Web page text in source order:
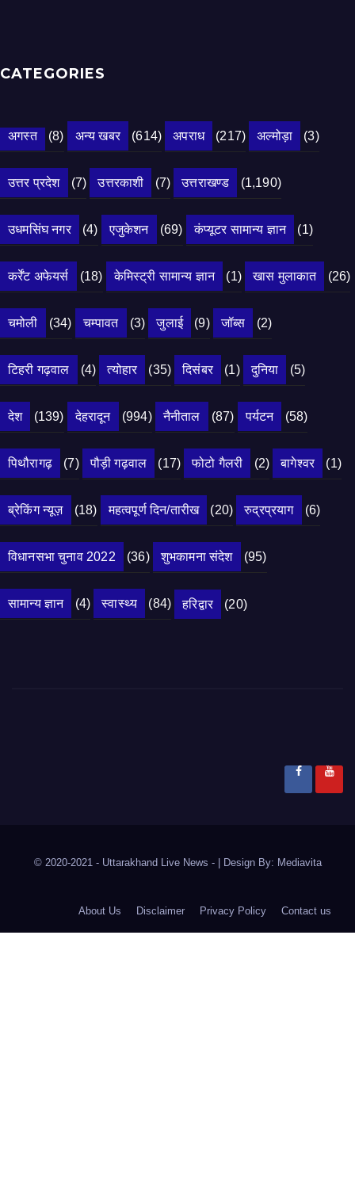
CATEGORIES
अगस्त (8) अन्य खबर (614) अपराध (217) अल्मोड़ा (3)
उत्तर प्रदेश (7) उत्तरकाशी (7) उत्तराखण्ड (1,190)
उधमसिंघ नगर (4) एजुकेशन (69) कंप्यूटर सामान्य ज्ञान (1)
कर्रेंट अफेयर्स (18) केमिस्ट्री सामान्य ज्ञान (1) खास मुलाकात (26)
चमोली (34) चम्पावत (3) जुलाई (9) जॉब्स (2)
टिहरी गढ़वाल (4) त्योहार (35) दिसंबर (1) दुनिया (5)
देश (139) देहरादून (994) नैनीताल (87) पर्यटन (58)
पिथौरागढ़ (7) पौड़ी गढ़वाल (17) फोटो गैलरी (2) बागेश्वर (1)
ब्रेकिंग न्यूज़ (18) महत्वपूर्ण दिन/तारीख (20) रुद्रप्रयाग (6)
विधानसभा चुनाव 2022 (36) शुभकामना संदेश (95)
सामान्य ज्ञान (4) स्वास्थ्य (84) हरिद्वार (20)
© 2020-2021 - Uttarakhand Live News - Design By: Mediavita
About Us Disclaimer Privacy Policy Contact us